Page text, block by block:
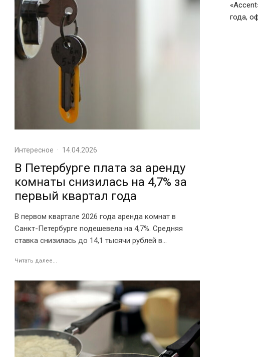
Интересное · 14.04.2026
В Петербурге плата за аренду
комнаты снизилась на 4,7% за
первый квартал года
В первом квартале 2026 года аренда комнат в
Санкт-Петербурге подешевела на 4,7%. Средняя
ставка снизилась до 14,1 тысячи рублей в...
Читать далее...
года,